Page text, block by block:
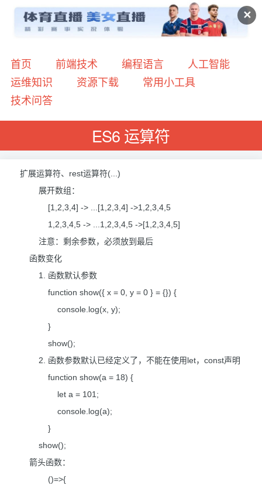
✕
首页 前端技术 编程语言
人工智能
运维知识
资源下载
常用小工具
技术问答
ES6 运算符
扩展运算符、rest运算符(...)
展开数组：
[1,2,3,4] -> ...[1,2,3,4] ->1,2,3,4,5
1,2,3,4,5 -> ...1,2,3,4,5 ->[1,2,3,4,5]
注意：剩余参数，必须放到最后
函数变化
1. 函数默认参数
function show({ x = 0, y = 0 } = {}) {
console.log(x, y);
}
show();
2. 函数参数默认已经定义了，不能在使用let，const声明
function show(a = 18) {
let a = 101;
console.log(a);
}
show();
箭头函数：
()=>{